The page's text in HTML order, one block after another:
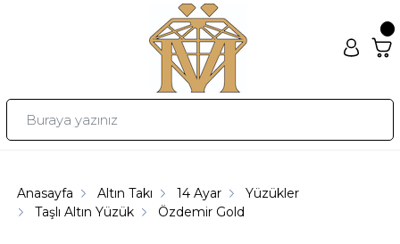
Anasayfa Altın Takı 14 Ayar
Yüzükler
Taşlı Altın Yüzük
Özdemir Gold